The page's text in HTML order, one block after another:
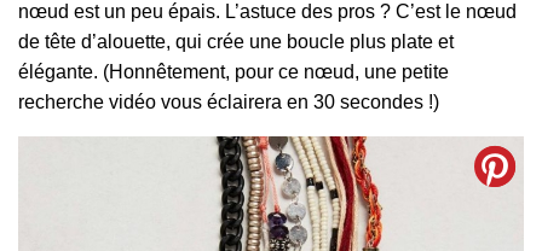
nœud est un peu épais. L’astuce des pros ? C’est le nœud
de tête d’alouette, qui crée une boucle plus plate et
élégante. (Honnêtement, pour ce nœud, une petite
recherche vidéo vous éclairera en 30 secondes !)